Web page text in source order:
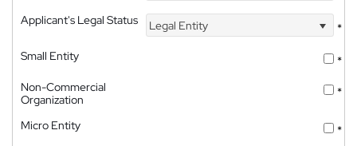
Applicant's Legal Status
Legal Entity
*
Small Entity
*
Non-Commercial
Organization
*
Micro Entity
*